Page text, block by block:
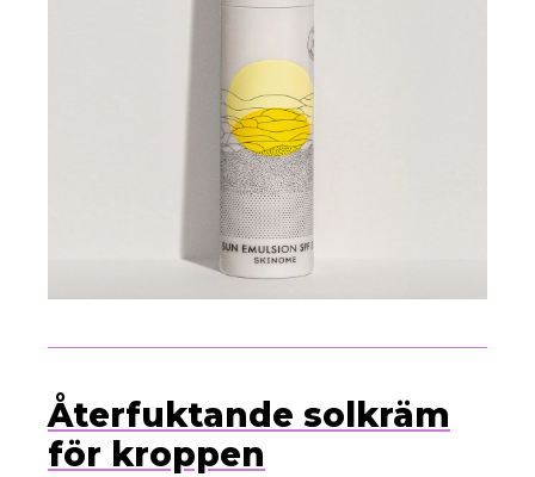
Återfuktande solkräm
för kroppen